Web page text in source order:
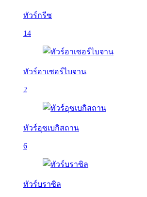
ทัวร์กรีซ
14
ทัวร์อาเซอร์ไบจาน
2
ทัวร์อุซเบกิสถาน
6
ทัวร์บราซิล